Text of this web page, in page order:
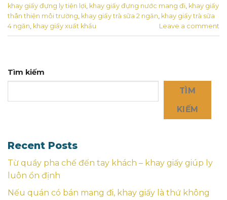
khay giấy đựng ly tiện lợi khay giấy đựng nước mang đi khay giấy
thân thiện môi trường khay giấy trà sữa 2 ngăn khay giấy trà sữa
4 ngăn khay giấy xuất khẩu Leave a comment
Tìm kiếm
TÌM
KIẾM
Recent Posts
Từ quầy pha chế đến tay khách – khay giấy giúp ly
luôn ổn định
Nếu quán có bán mang đi, khay giấy là thứ không